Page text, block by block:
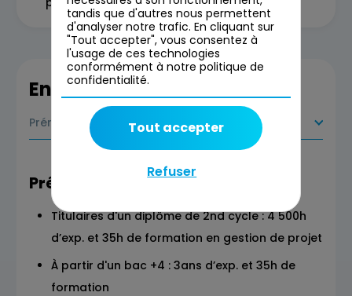
En savoir plus
Prérequis
Prérequis
Titulaires d'un diplôme de 2nd cycle : 4 500h
d’exp. et 35h de formation en gestion de projet
À partir d'un bac +4 : 3ans d’exp. et 35h de
formation
tandis que d'autres nous permettent
d'analyser notre trafic. En cliquant sur
"Tout accepter", vous consentez à
l'usage de ces technologies
conformément à notre politique de
confidentialité.
Refuser
Tout accepter